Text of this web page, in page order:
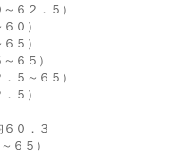
６２．５）
０）
５）
６５）
５～６５）
５）
０．３
６５）